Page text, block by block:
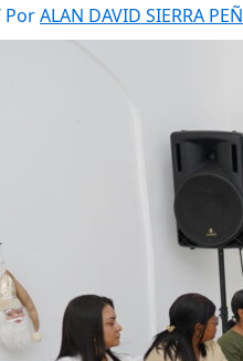
PorALAN DAVID SIERRA